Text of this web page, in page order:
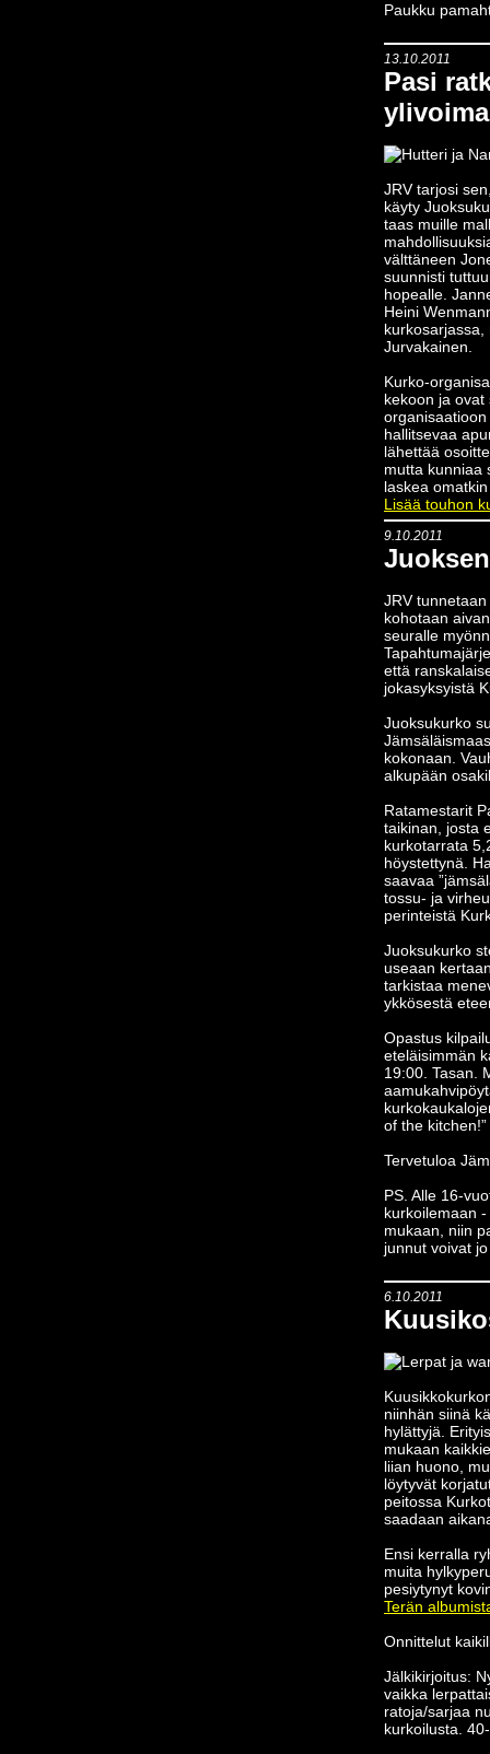
Paukku
13.10.2011
Pasi
JRV tarjosi
käyty
taas muille
välttäneen
suunnisti
hopealle.
Heini
kurkosarjassa,
Jurvakainen.
Kurko-
kekoon ja
hallitsevaa
lähettää
mutta kunniaa
laskea
Lisää touhon
9.10.2011
JRV
kohotaan
seuralle
että
jokasyksyistä
Juoksukurko
kokonaan.
alkupään
Ratamestarit
taikinan, josta
kurkotarrata
höystettynä.
saavaa
tossu- ja
perinteistä
Juoksukurko
useaan
tarkistaa
ykkösestä
Opastus
eteläisimmän
19:00. Tasan.
of the kitchen!”
Tervetuloa
PS. Alle 16-
kurkoilemaan
mukaan, niin
junnut voivat
6.10.2011
niinhän siinä
hylättyjä.
mukaan
liian huono,
löytyvät
peitossa
saadaan
Ensi kerralla
muita
pesiytynyt
Terän
Onnittelut
Jälkikirjoitus:
vaikka
ratoja/sarjaa
kurkoilusta.